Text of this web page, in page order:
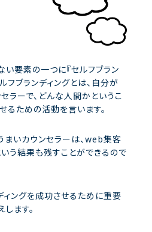
要素の一つに『セルフブラン
フブランディングとは、自分が
ラーで、どんな人間かというこ
るための活動を言います。
まいカウンセラーは、web集客
う結果も残すことができるので
ィングを成功させるために重要
ます。